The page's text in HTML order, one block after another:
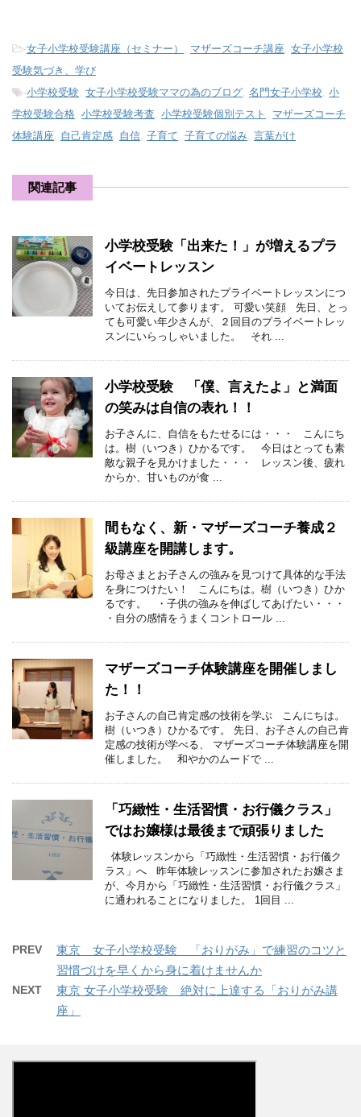
-女子小学校受験講座（セミナー） , マザーズコーチ講座, 女子小学校
受験気づき、学び
-小学校受験, 女子小学校受験ママの為のブログ, 名門女子小学校, 小
学校受験合格, 小学校受験考査, 小学校受験個別テスト , マザーズコーチ
体験講座, 自己肯定感, 自信, 子育て, 子育ての悩み, 言葉がけ
関連記事
小学校受験「出来た！」が増えるプラ
イベートレッスン
今日は、先日参加されたプライベートレッスンにつ
いてお伝えして参ります。 可愛い笑顔 先日、とっ
ても可愛い年少さんが、２回目のプライベートレッ
スンにいらっしゃいました。 それ ...
小学校受験 「僕、言えたよ」と満面
の笑みは自信の表れ！！
お子さんに、自信をもたせるには・・・ こんにち
は。樹（いつき）ひかるです。 今日はとっても素
敵な親子を見かけました・・・ レッスン後、疲れ
からか、甘いものが食 ...
間もなく、新・マザーズコーチ養成２
級講座を開講します。
お母さまとお子さんの強みを見つけて具体的な手法
を身につけたい！ こんにちは。樹（いつき）ひか
るです。 ・子供の強みを伸ばしてあげたい・・・
・自分の感情をうまくコントロール ...
マザーズコーチ体験講座を開催しまし
た！！
お子さんの自己肯定感の技術を学ぶ こんにちは。
樹（いつき）ひかるです。 先日、お子さんの自己肯
定感の技術が学べる、 マザーズコーチ体験講座を開
催しました。 和やかのムードで ...
「巧緻性・生活習慣・お行儀クラス」
ではお嬢様は最後まで頑張りました
体験レッスンから「巧緻性・生活習慣・お行儀ク
ラス」へ 昨年体験レッスンに参加されたお嬢さま
が、今月から「巧緻性・生活習慣・お行儀クラス」
に通われることになりました。 1回目 ...
PREV
東京 女子小学校受験 「おりがみ」で練習のコツと
習慣づけを早くから身に着けませんか
NEXT
東京 女子小学校受験 絶対に上達する「おりがみ講
座」